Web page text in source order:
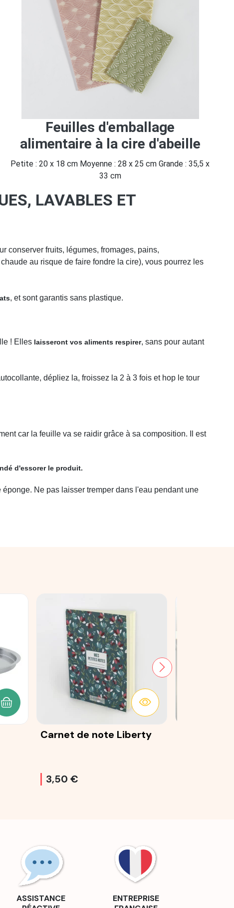
Feuilles d'emballage
alimentaire à la cire d'abeille
Petite : 20 x 18 cm Moyenne : 28 x 25 cm Grande : 35,5 x
33 cm
LAVABLES ET
conserver fruits, légumes, fromages, pains,
au risque de faire fondre la cire), vous pourrez les
, et sont garantis sans plastique.
! Elles laisseront vos aliments respirer, sans pour autant
dépliez la, froissez la 2 à 3 fois et hop le tour
car la feuille va se raidir grâce à sa composition. Il est
d'essorer le produit.
Ne pas laisser tremper dans l'eau pendant une
AJOUTER AU PANIER
Carnet de note Liberty
3,50 €
DÉTAILS
ASSISTANCE
ENTREPRISE